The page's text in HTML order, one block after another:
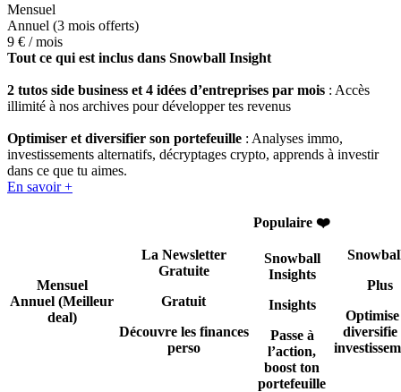
Mensuel
Annuel (3 mois offerts)
9 € / mois
Tout ce qui est inclus dans Snowball Insight
2 tutos side business et 4 idées d’entreprises par mois : Accès
illimité à nos archives pour développer tes revenus
Optimiser et diversifier son portefeuille : Analyses immo,
investissements alternatifs, décryptages crypto, apprends à investir
dans ce que tu aimes.
En savoir +
Mensuel
Annuel (Meilleur
deal)
La Newsletter
Gratuite
Gratuit
Découvre les finances
perso
Populaire ❤️
Snowball
Insights
Insights
Passe à
l’action,
boost ton
portefeuille
Plus
diversifie